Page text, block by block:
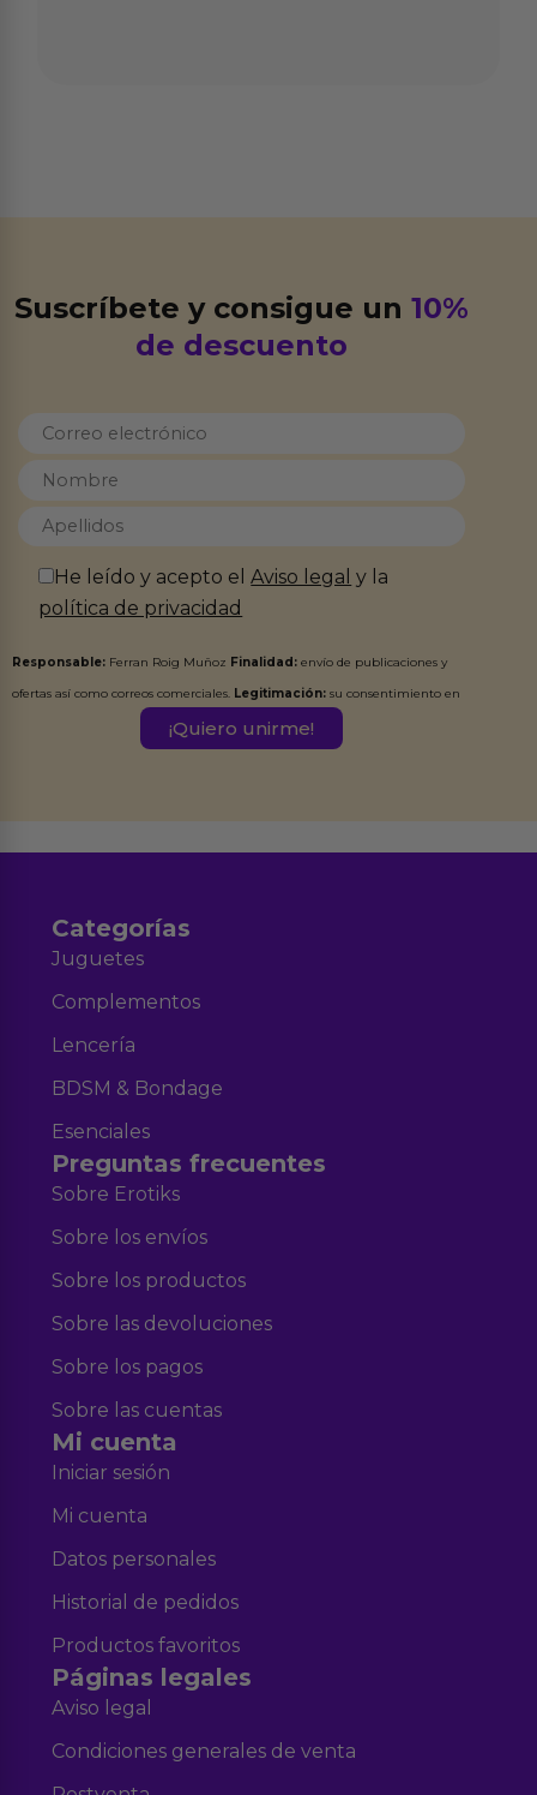
Suscríbete y consigue un10%
de descuento
He leído y acepto elAviso legal y la
política de privacidad
Responsable: Ferran Roig Muñoz Finalidad: envío de publicaciones y
ofertas así como correos comerciales. Legitimación: su consentimiento en
Destinatarios:Ferran Roig Muñoz. Podrás ejercer tus
Categorías
Juguetes
Complementos
Lencería
BDSM & Bondage
Esenciales
Preguntas frecuentes
Sobre Erotiks
Sobre los envíos
Sobre los productos
Sobre las devoluciones
Sobre los pagos
Sobre las cuentas
Mi cuenta
Iniciar sesión
Mi cuenta
Datos personales
Historial de pedidos
Productos favoritos
Páginas legales
Aviso legal
Condiciones generales de venta